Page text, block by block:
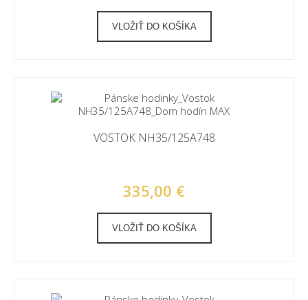
VLOŽIŤ DO KOŠÍKA
VOSTOK NH35/125A748
335,00 €
VLOŽIŤ DO KOŠÍKA